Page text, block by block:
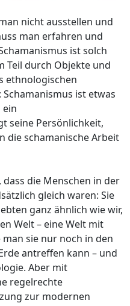
nicht ausstellen und
man erfahren und
ist solch
Teil durch Objekte und
ethnologischen
ist etwas
ein
seine Persönlichkeit,
die schamanische Arbeit
die Menschen in der
gleich waren: Sie
ganz ähnlich wie wir,
Welt – eine Welt mit
sie nur noch in den
antreffen kann – und
Aber mit
regelrechte
zur modernen